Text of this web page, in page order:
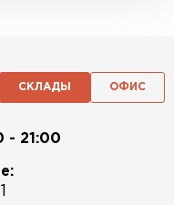
СКЛАДЫ ОФИС
- 21:00